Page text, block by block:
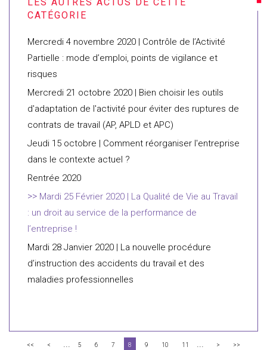
Mercredi 4 novembre 2020 | Contrôle de l’Activité
Partielle : mode d’emploi, points de vigilance et
risques
Mercredi 21 octobre 2020 | Bien choisir les outils
d'adaptation de l'activité pour éviter des ruptures de
contrats de travail (AP, APLD et APC)
Jeudi 15 octobre | Comment réorganiser l'entreprise
dans le contexte actuel ?
Rentrée 2020
Mardi 25 Février 2020 | La Qualité de Vie au Travail
: un droit au service de la performance de
l’entreprise !
Mardi 28 Janvier 2020 | La nouvelle procédure
d’instruction des accidents du travail et des
maladies professionnelles
<< < ... 5 6 7 8 9 10 11 ... > >>